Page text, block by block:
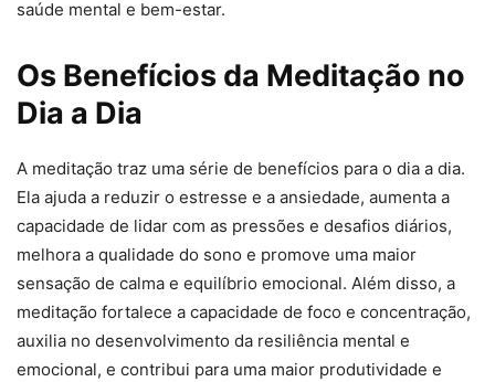
saúde mental e bem-estar.
Os Benefícios da Meditação no
Dia a Dia
A meditação traz uma série de benefícios para o dia a dia.
Ela ajuda a reduzir o estresse e a ansiedade, aumenta a
capacidade de lidar com as pressões e desafios diários,
melhora a qualidade do sono e promove uma maior
sensação de calma e equilíbrio emocional. Além disso, a
meditação fortalece a capacidade de foco e concentração,
auxilia no desenvolvimento da resiliência mental e
emocional, e contribui para uma maior produtividade e